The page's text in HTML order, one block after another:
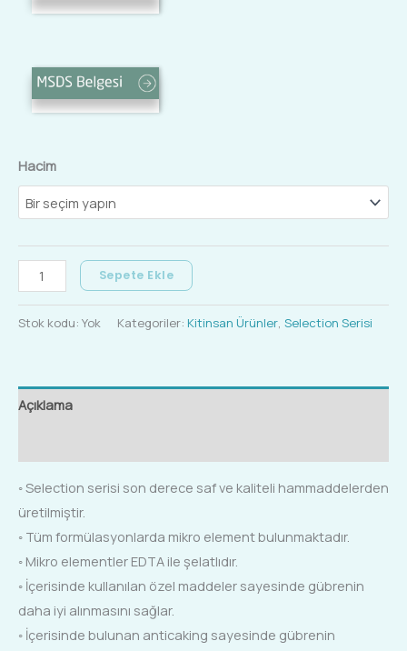
Hacim
Sepete Ekle
Stok kodu: Yok Kategoriler: Kitinsan Ürünler, Selection Serisi
Açıklama
◦ Selection serisi son derece saf ve kaliteli hammaddelerden
üretilmiştir.
◦ Tüm formülasyonlarda mikro element bulunmaktadır.
◦ Mikro elementler EDTA ile şelatlıdır.
◦ İçerisinde kullanılan özel maddeler sayesinde gübrenin
daha iyi alınmasını sağlar.
◦ İçerisinde bulunan anticaking sayesinde gübrenin